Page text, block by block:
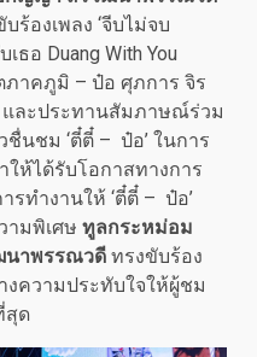
ร้องเพลง ‘จีบไม่จบ
เธอ Duang With You
าคภูมิ – ป๋อ ศุภการ จิร
ละประทานสัมภาษณ์ร่วม
นชม ‘ตี๋ตี๋ – ป๋อ’ ในการ
ห้ได้รับโอกาสทางการ
รทำงานให้ ‘ตี๋ตี๋ – ป๋อ’
มพิเศษ ทูลกระหม่อม
าพรรณวดี ทรงขับร้อง
างความประทับใจให้ผู้ชม
สุด